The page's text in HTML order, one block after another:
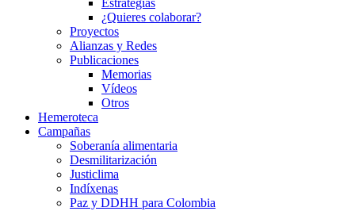
Estrategias
¿Quieres colaborar?
Proyectos
Alianzas y Redes
Publicaciones
Memorias
Vídeos
Otros
Hemeroteca
Campañas
Soberanía alimentaria
Desmilitarización
Justiclima
Indíxenas
Paz y DDHH para Colombia